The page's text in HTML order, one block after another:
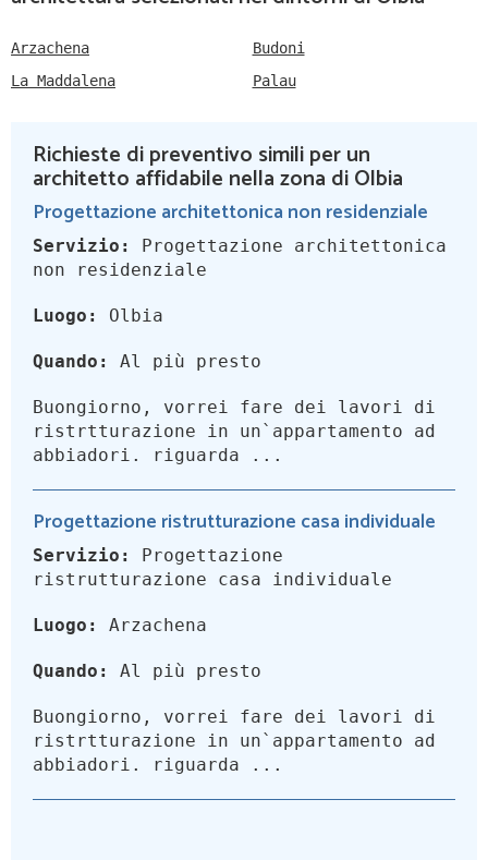
Arzachena
Budoni
La Maddalena
Palau
Richieste di preventivo simili per un
architetto affidabile nella zona di Olbia
Progettazione architettonica non residenziale
Servizio:
Progettazione architettonica
non residenziale
Luogo: Olbia
Quando: Al più presto
Buongiorno, vorrei fare dei lavori di
ristrtturazione in un`appartamento ad
abbiadori. riguarda ...
Progettazione ristrutturazione casa individuale
Servizio:
Progettazione
ristrutturazione casa individuale
Luogo: Arzachena
Quando: Al più presto
Buongiorno, vorrei fare dei lavori di
ristrtturazione in un`appartamento ad
abbiadori. riguarda ...